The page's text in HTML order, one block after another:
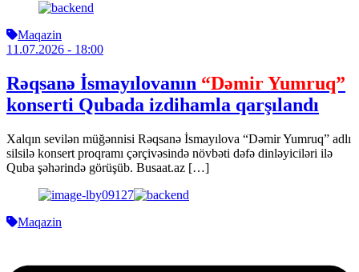
Maqazin
11.07.2026 - 18:00
Rəqsanə İsmayılovanın “Dəmir Yumruq”
konserti Qubada izdihamla qarşılandı
Xalqın sevilən müğənnisi Rəqsanə İsmayılova “Dəmir Yumruq” adlı
silsilə konsert proqramı çərçivəsində növbəti dəfə dinləyiciləri ilə
Quba şəhərində görüşüb. Busaat.az […]
Maqazin